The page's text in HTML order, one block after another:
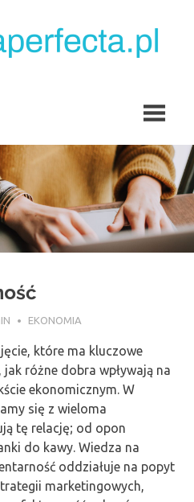
EKONOMIA
które ma kluczowe
różne dobra wpływają na
ekonomicznym. W
się z wieloma
tę relację; od opon
do kawy. Wiedza na
oddziałuje na popyt
marketingowych,